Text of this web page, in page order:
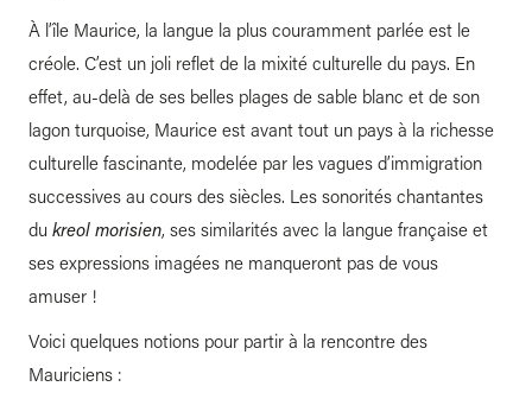
À l’île Maurice, la langue la plus couramment parlée est le
créole. C’est un joli reflet de la mixité culturelle du pays. En
effet, au-delà de ses belles plages de sable blanc et de son
lagon turquoise, Maurice est avant tout un pays à la richesse
culturelle fascinante, modelée par les vagues d’immigration
successives au cours des siècles. Les sonorités chantantes
du kreol morisien, ses similarités avec la langue française et
ses expressions imagées ne manqueront pas de vous
amuser !
Voici quelques notions pour partir à la rencontre des
Mauriciens :